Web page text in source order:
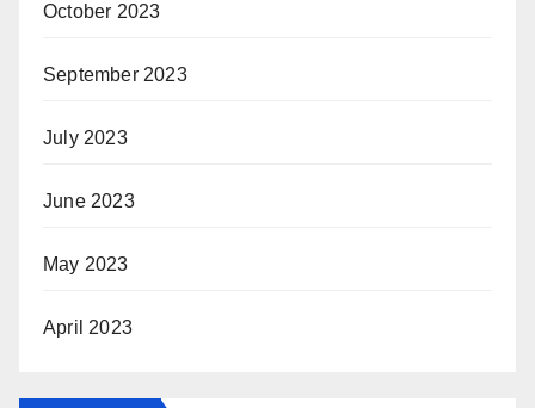
October 2023
September 2023
July 2023
June 2023
May 2023
April 2023